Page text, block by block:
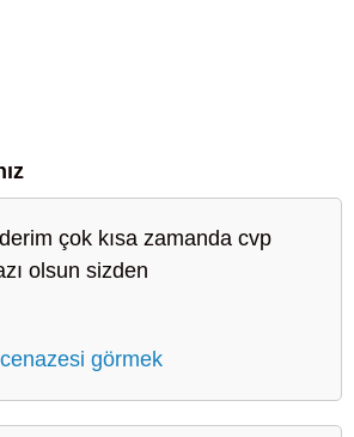
çok kısa zamanda cvp
olsun sizden
görmek